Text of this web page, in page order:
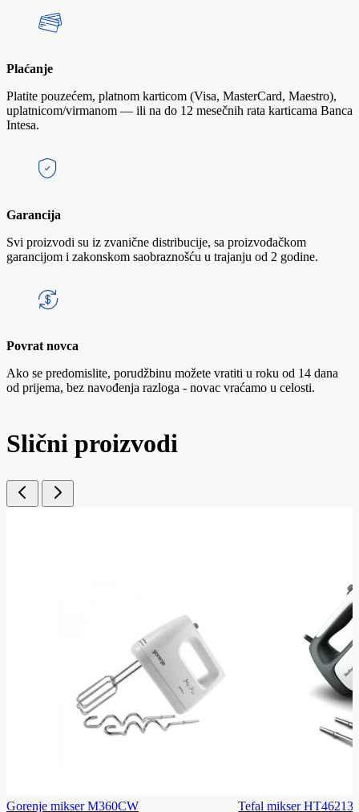
Plaćanje
Platite pouzećem, platnom karticom (Visa, MasterCard, Maestro),
uplatnicom/virmanom — ili na do 12 mesečnih rata karticama Banca
Intesa.
Garancija
Svi proizvodi su iz zvanične distribucije, sa proizvođačkom
garancijom i zakonskom saobraznošću u trajanju od 2 godine.
Povrat novca
Ako se predomislite, porudžbinu možete vratiti u roku od 14 dana
od prijema, bez navođenja razloga - novac vraćamo u celosti.
Slični proizvodi
Gorenje mikser M360CW Tefal mikser